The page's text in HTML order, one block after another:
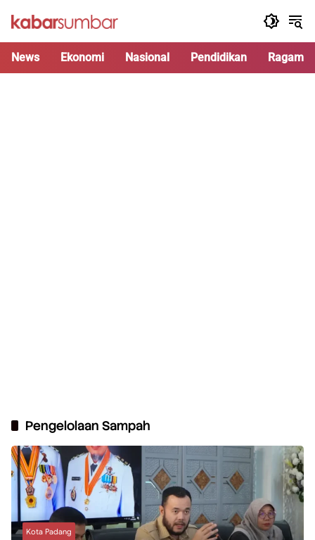
News Ekonomi Nasional Pendidikan Ragam
Pengelolaan Sampah
Kota Padang